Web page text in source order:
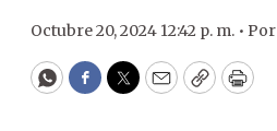
Octubre 20, 2024 12:42 p. m. • Por
WhatsApp
Facebook
Twitter
EmailCopyPrint